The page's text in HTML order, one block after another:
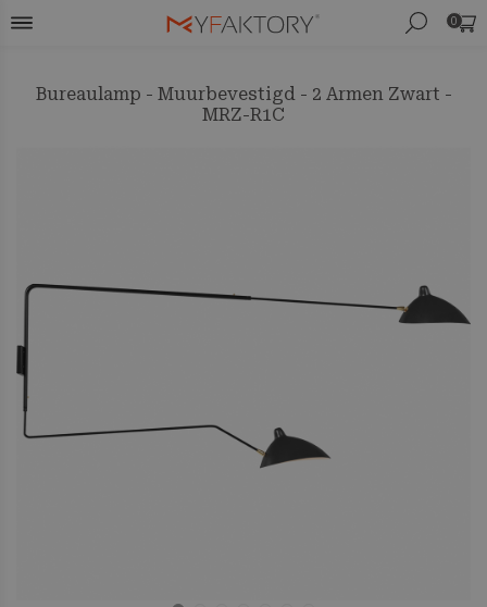
0
Bureaulamp - Muurbevestigd - 2 Armen Zwart -
MRZ-R1C